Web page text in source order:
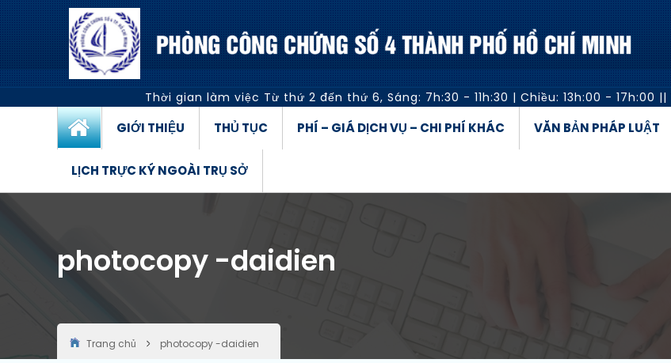
Thời gian làm việc Từ thứ 2 đến thứ 6, Sáng: 7h:30 - 11h:30 | Chiều: 13h:00 - 17h:00 ||
GIỚI THIỆU THỦ TỤC PHÍ – GIÁ DỊCH VỤ – CHI PHÍ KHÁC VĂN BẢN PHÁP LUẬT
LỊCH TRỰC KÝ NGOÀI TRỤ SỞ
photocopy -daidien
Trang chủ photocopy -daidien